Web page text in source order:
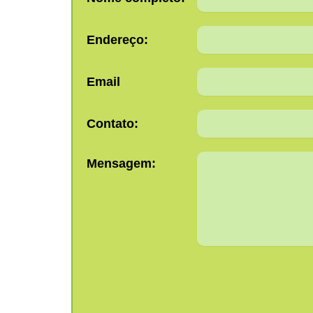
Endereço:
Email
Contato:
Mensagem: